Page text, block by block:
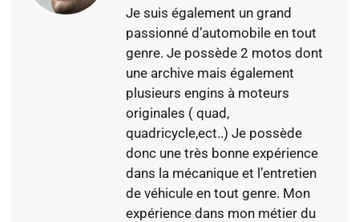
Je suis également un grand
passionné d’automobile en tout
genre. Je possède 2 motos dont
une archive mais également
plusieurs engins à moteurs
originales ( quad,
quadricycle,ect..) Je possède
donc une très bonne expérience
dans la mécanique et l’entretien
de véhicule en tout genre. Mon
expérience dans mon métier du